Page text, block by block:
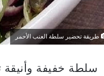
طريقة تحضير سلطة العنب الأحمر
سلطة خفيفة وأنيقة